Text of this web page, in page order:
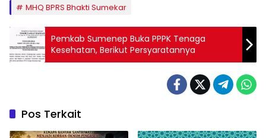
MHQ BPRS Bhakti Sumekar
Pemkab Sumenep Buka PPPK Tenaga
Kesehatan, Berikut Persyaratannya
Pos Terkait